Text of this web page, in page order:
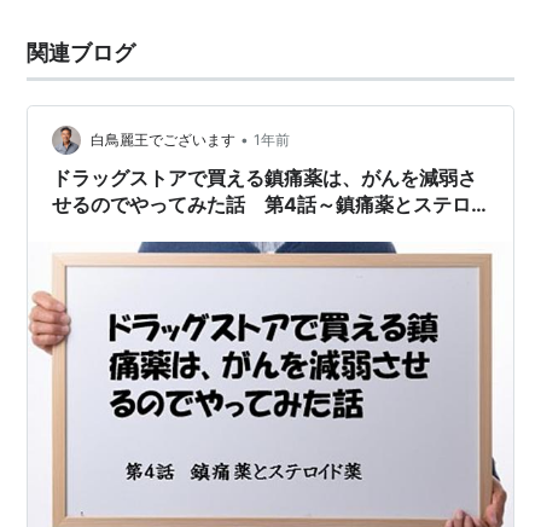
る(表示成分名はアセチルサリチル酸)。
関連ブログ
白鳥麗王でございます • 1年前
ドラッグストアで買える鎮痛薬は、がんを減弱さ
せるのでやってみた話 第4話～鎮痛薬とステロ